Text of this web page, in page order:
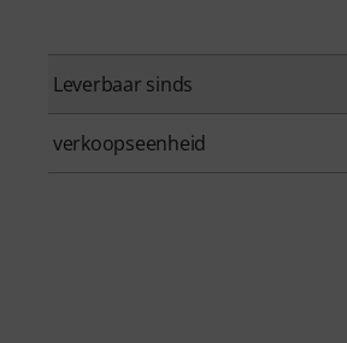
Leverbaar sinds
verkoopseenheid